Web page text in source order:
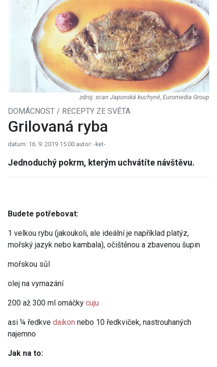
scan Japonská kuchyně, Euromedia Group
DOMÁCNOST / RECEPTY ZE SVĚTA
Grilovaná ryba
datum: 16. 9. 2019 15:00 autor: -ket-
Jednoduchý pokrm, kterým uchvátíte návštěvu.
Budete potřebovat:
1 velkou rybu (jakoukoli, ale ideální je například platýz,
mořský jazyk nebo kambala), očištěnou a zbavenou šupin
mořskou sůl
olej na vymazání
200 až 300 ml omáčky cuju
asi ¼ ředkve daikon nebo 10 ředkviček, nastrouhaných
najemno
Jak na to: